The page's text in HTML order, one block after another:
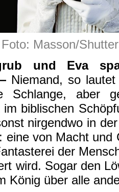
Foto: Masson/
und Eva
Niemand, so
Schlange, aber
biblischen
nirgendwo in
eine von Macht und
der
wird. Sogar den
König über alle